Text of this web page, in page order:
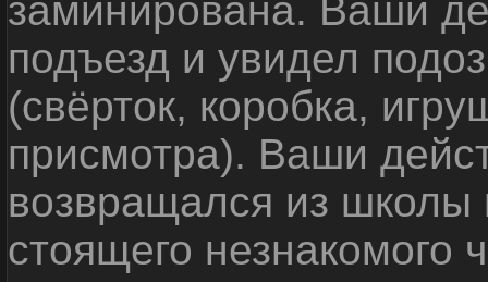
заминирована. Ваши
подъезд и увидел
(свёрток, коробка,
присмотра). Ваши
возвращался из школы
стоящего незнакомого